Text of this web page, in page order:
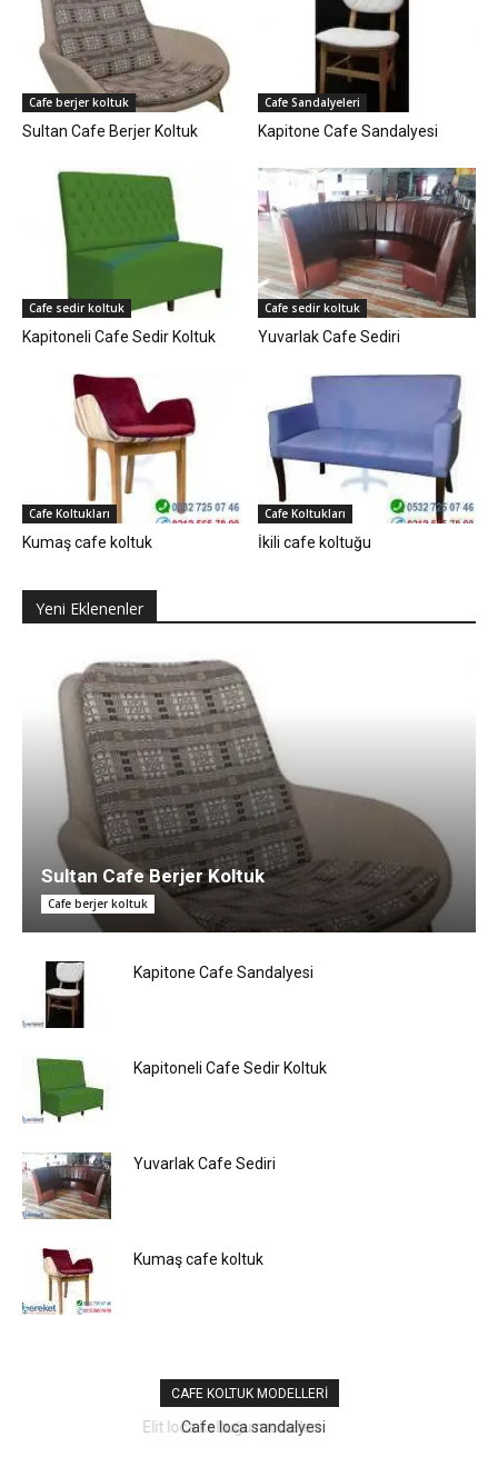
Cafe berjer koltuk
Sultan Cafe Berjer Koltuk
Cafe Sandalyeleri
Kapitone Cafe Sandalyesi
Cafe sedir koltuk
Kapitoneli Cafe Sedir Koltuk
Cafe sedir koltuk
Yuvarlak Cafe Sediri
Cafe Koltukları
Kumaş cafe koltuk
Cafe Koltukları
İkili cafe koltuğu
Yeni Eklenenler
Sultan Cafe Berjer Koltuk
Cafe berjer koltuk
Kapitone Cafe Sandalyesi
Kapitoneli Cafe Sedir Koltuk
Yuvarlak Cafe Sediri
Kumaş cafe koltuk
CAFE KOLTUK MODELLERI
Cafe loca sandalyesi